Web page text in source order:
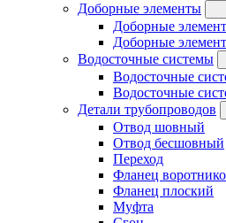
Доборные элементы
Доборные
Доборные
Водосточные системы
Водосточные
Водосточные
Детали трубопроводов
Отвод шовный
Отвод бесшовный
Переход
Фланец
Фланец плоский
Муфта